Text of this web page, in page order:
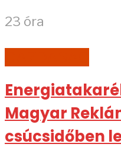
23 óra
Magyar
csúcsidőben